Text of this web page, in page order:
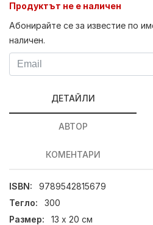
Продуктът не е наличен
Абонирайте се за известие по
наличен.
ДЕТАЙЛИ
АВТОР
КОМЕНТАРИ
ISBN:
9789542815679
Тегло:
300
Размер:
13 х 20 см